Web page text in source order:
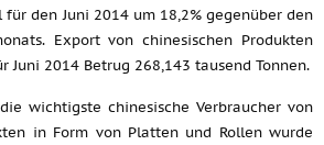
für den Juni 2014 um 18,2% gegenüber den
Export von chinesischen Produkten
Juni 2014 Betrug 268,143 tausend Tonnen.
wichtigste chinesische Verbraucher von
in Form von Platten und Rollen wurde